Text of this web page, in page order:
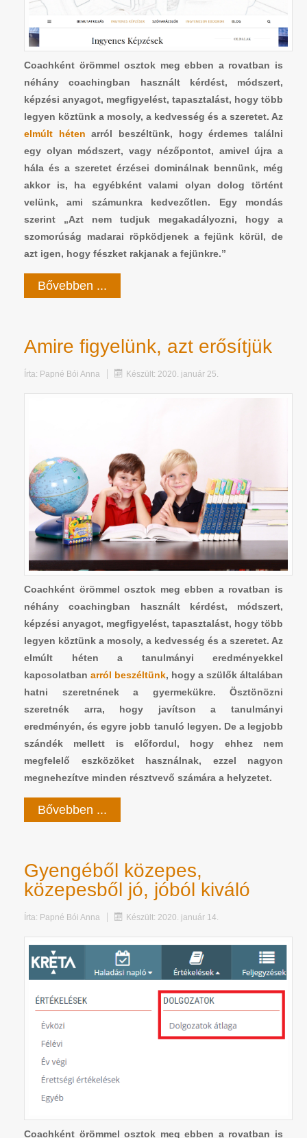
Coachként örömmel osztok meg ebben a rovatban is
néhány coachingban használt kérdést, módszert,
képzési anyagot, megfigyelést, tapasztalást, hogy több
legyen köztünk a mosoly, a kedvesség és a szeretet. Az
elmúlt héten arról beszéltünk, hogy érdemes találni
egy olyan módszert, vagy nézőpontot, amivel újra a
hála és a szeretet érzései dominálnak bennünk, még
akkor is, ha egyébként valami olyan dolog történt
velünk, ami számunkra kedvezőtlen. Egy mondás
szerint „Azt nem tudjuk megakadályozni, hogy a
szomorúság madarai röpködjenek a fejünk körül, de
azt igen, hogy fészket rakjanak a fejünkre.”
Bővebben ...
Amire figyelünk, azt erősítjük
Írta: Papné Bói Anna Készült: 2020. január 25.
Coachként örömmel osztok meg ebben a rovatban is
néhány coachingban használt kérdést, módszert,
képzési anyagot, megfigyelést, tapasztalást, hogy több
legyen köztünk a mosoly, a kedvesség és a szeretet. Az
elmúlt héten a tanulmányi eredményekkel
kapcsolatban arról beszéltünk, hogy a szülők általában
hatni szeretnének a gyermekükre. Ösztönözni
szeretnék arra, hogy javítson a tanulmányi
eredményén, és egyre jobb tanuló legyen. De a legjobb
szándék mellett is előfordul, hogy ehhez nem
megfelelő eszközöket használnak, ezzel nagyon
megnehezítve minden résztvevő számára a helyzetet.
Bővebben ...
Gyengéből közepes,
közepesből jó, jóból kiváló
Írta: Papné Bói Anna Készült: 2020. január 14.
Coachként örömmel osztok meg ebben a rovatban is